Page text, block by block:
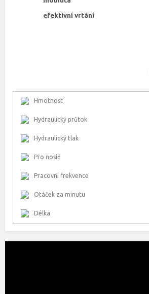
efektivní vrtání
Hmotnost
Hydraulický průtok
Hydraulický tlak
Pro nosič
Pracovní frekvence
Otáček za minutu
Délka